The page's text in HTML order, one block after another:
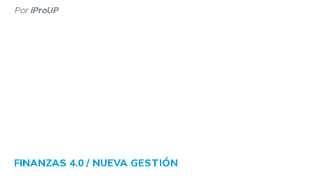
Por iProUP
FINANZAS 4.0 / NUEVA GESTIÓN